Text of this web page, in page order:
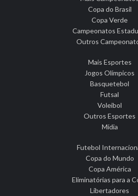
Copa do Brasil
Copa Verde
Campeonatos
Outros
Mais Esportes
Jogos Olímpicos
Basquetebol
Futsal
Voleibol
Outros Esportes
Mídia
Futebol
Copa do Mundo
Copa América
Eliminatórias para a
Libertadores